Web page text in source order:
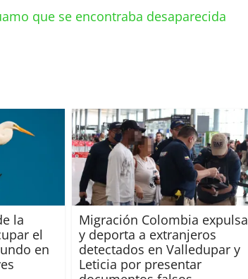
que se encontraba desaparecida
la
el
en
Migración Colombia expulsa
y deporta a extranjeros
detectados en Valledupar y
Leticia por presentar